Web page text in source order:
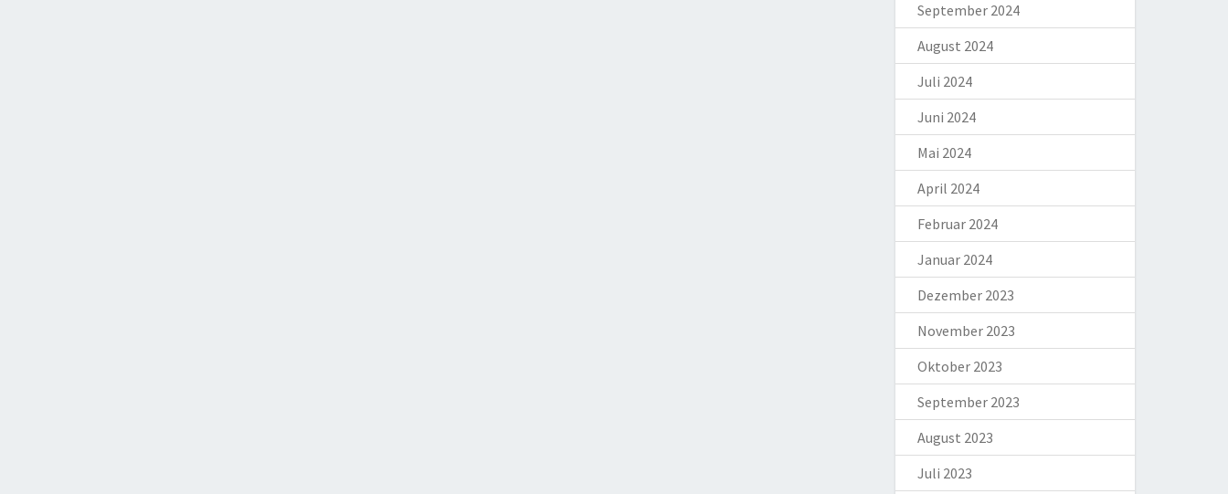
September 2024
August 2024
Juli 2024
Juni 2024
Mai 2024
April 2024
Februar 2024
Januar 2024
Dezember 2023
November 2023
Oktober 2023
September 2023
August 2023
Juli 2023